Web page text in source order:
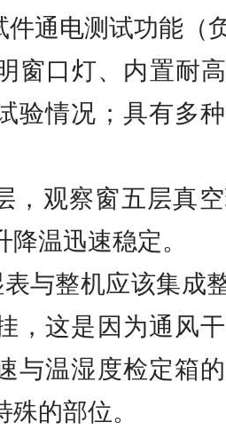
件通电测试功能（
窗口灯、内置耐
验情况；具有多
，观察窗五层真
温迅速稳定。
与整机应该集成
，这是因为通风
与温湿度检定箱
的部位。